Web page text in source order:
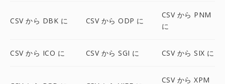
CSV から DBK に CSV から ODP に
CSV から PNM
に
CSV から ICO に CSV から SGI に CSV から SIX に
CSV から XPM